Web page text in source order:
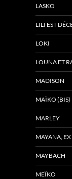
LASKO
LILI EST
LOKI
LOUNA ET
MADISON
MAÏKO (BIS)
MARLEY
MAYANA,
MAYBACH
MEÏKO